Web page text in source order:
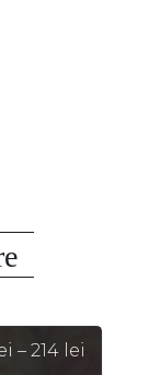
– 214 lei